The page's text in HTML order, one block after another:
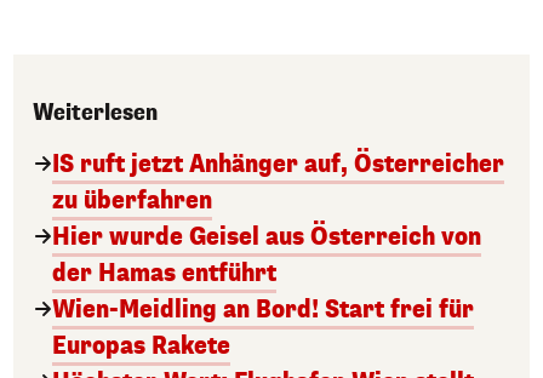
Weiterlesen
IS ruft jetzt Anhänger auf, Österreicher
zu überfahren
Hier wurde Geisel aus Österreich von
der Hamas entführt
Wien-Meidling an Bord! Start frei für
Europas Rakete